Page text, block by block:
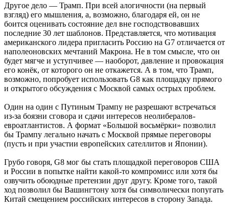
Другое дело — Трамп. При всей алогичности (на первый
взгляд) его мышления, а, возможно, благодаря ей, он не
боится оценивать состояние дел вне господствовавших
последние 30 лет шаблонов. Представляется, что мотивация
американского лидера пригласить Россию на G7 отличается от
наполеоновских мечтаний Макрона. Не в том смысле, что он
будет мягче и уступчивее — наоборот, давление и провокация
его конёк, от которого он не откажется. А в том, что Трамп,
возможно, попробует использовать G8 как площадку прямого
и открытого обсуждения с Москвой самых острых проблем.
Один на один с Путиным Трампу не разрешают встречаться
из-за боязни сговора и сдачи интересов неолибералов-
евроатлантистов. А формат «Большой восьмёрки» позволил
бы Трампу легально начать с Москвой прямые переговоры
(пусть и при участии европейских сателлитов и Японии).
Грубо говоря, G8 мог бы стать площадкой переговоров США
и России в попытке найти какой-то компромисс или хотя бы
озвучить обоюдные претензии друг другу. Кроме того, такой
ход позволил бы Вашингтону хотя бы символически попугать
Китай смещением российских интересов в сторону Запада.